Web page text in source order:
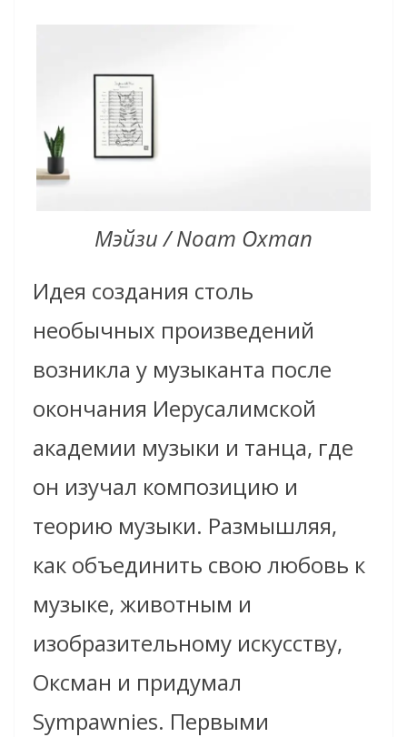
Мэйзи / Noam Oxman
Идея создания столь
необычных произведений
возникла у музыканта после
окончания Иерусалимской
академии музыки и танца, где
он изучал композицию и
теорию музыки. Размышляя,
как объединить свою любовь к
музыке, животным и
изобразительному искусству,
Оксман и придумал
Sympawnies. Первыми